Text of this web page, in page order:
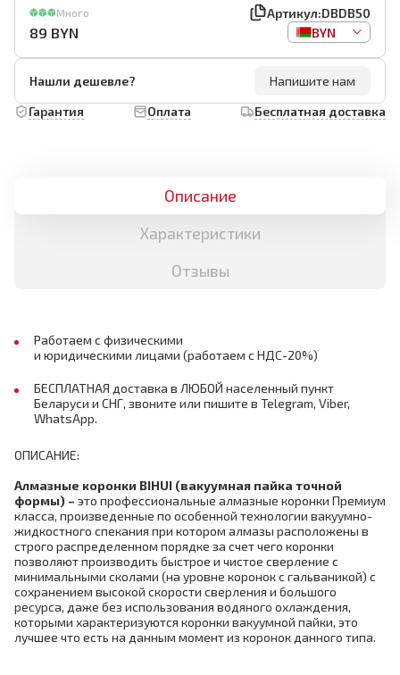
Много Артикул:DBDB50
89 BYN BYN
Нашли дешевле?
Напишите нам
Гарантия
Оплата Бесплатная доставка
Описание
Характеристики
Отзывы
Работаем с физическими
и юридическими лицами (работаем с НДС-20%)
БЕСПЛАТНАЯ доставка в ЛЮБОЙ населенный пункт
Беларуси и СНГ, звоните или пишите в Telegram, Viber,
WhatsApp.
ОПИСАНИЕ:
Алмазные коронки BIHUI (вакуумная пайка точной
формы) – это профессиональные алмазные коронки Премиум
класса, произведенные по особенной технологии вакуумно-
жидкостного спекания при котором алмазы расположены в
строго распределенном порядке за счет чего коронки
позволяют производить быстрое и чистое сверление с
минимальными сколами (на уровне коронок с гальваникой) с
сохранением высокой скорости сверления и большого
ресурса, даже без использования водяного охлаждения,
которыми характеризуются коронки вакуумной пайки, это
лучшее что есть на данным момент из коронок данного типа.